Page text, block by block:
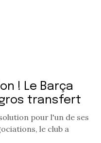
! Le Barça
transfert
pour l'un de ses
le club a